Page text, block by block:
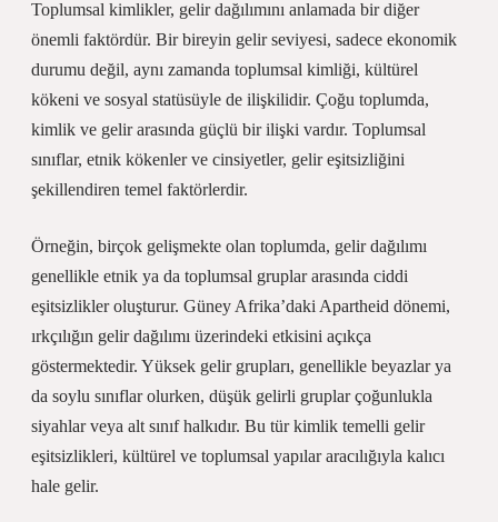
Toplumsal kimlikler, gelir dağılımını anlamada bir diğer
önemli faktördür. Bir bireyin gelir seviyesi, sadece ekonomik
durumu değil, aynı zamanda toplumsal kimliği, kültürel
kökeni ve sosyal statüsüyle de ilişkilidir. Çoğu toplumda,
kimlik ve gelir arasında güçlü bir ilişki vardır. Toplumsal
sınıflar, etnik kökenler ve cinsiyetler, gelir eşitsizliğini
şekillendiren temel faktörlerdir.
Örneğin, birçok gelişmekte olan toplumda, gelir dağılımı
genellikle etnik ya da toplumsal gruplar arasında ciddi
eşitsizlikler oluşturur. Güney Afrika’daki Apartheid dönemi,
ırkçılığın gelir dağılımı üzerindeki etkisini açıkça
göstermektedir. Yüksek gelir grupları, genellikle beyazlar ya
da soylu sınıflar olurken, düşük gelirli gruplar çoğunlukla
siyahlar veya alt sınıf halkıdır. Bu tür kimlik temelli gelir
eşitsizlikleri, kültürel ve toplumsal yapılar aracılığıyla kalıcı
hale gelir.